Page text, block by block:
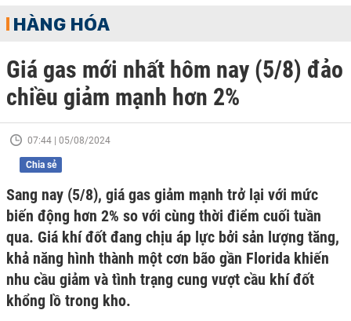
HÀNG HÓA
Giá gas mới nhất hôm nay (5/8) đảo
chiều giảm mạnh hơn 2%
07:44 | 05/08/2024
Chia sẻ
Sang nay (5/8), giá gas giảm mạnh trở lại với mức
biến động hơn 2% so với cùng thời điểm cuối tuần
qua. Giá khí đốt đang chịu áp lực bởi sản lượng tăng,
khả năng hình thành một cơn bão gần Florida khiến
nhu cầu giảm và tình trạng cung vượt cầu khí đốt
khổng lồ trong kho.